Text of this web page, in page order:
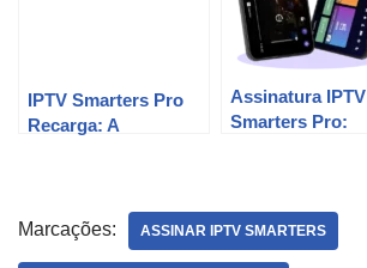
IPTV Smarters Pro
Recarga: A
Assinatura IPTV
Smarters Pro:
Marcações: ASSINAR IPTV SMARTERS